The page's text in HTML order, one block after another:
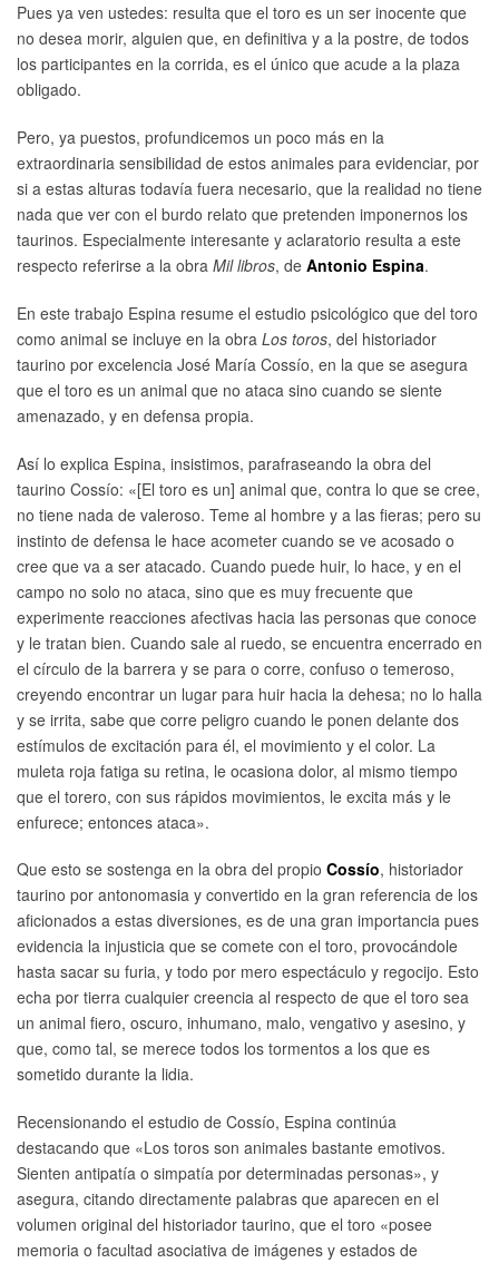
Pues ya ven ustedes: resulta que el toro es un ser inocente que
no desea morir, alguien que, en definitiva y a la postre, de todos
los participantes en la corrida, es el único que acude a la plaza
obligado.
Pero, ya puestos, profundicemos un poco más en la
extraordinaria sensibilidad de estos animales para evidenciar, por
si a estas alturas todavía fuera necesario, que la realidad no tiene
nada que ver con el burdo relato que pretenden imponernos los
taurinos. Especialmente interesante y aclaratorio resulta a este
respecto referirse a la obra Mil libros, de Antonio Espina.
En este trabajo Espina resume el estudio psicológico que del toro
como animal se incluye en la obra Los toros, del historiador
taurino por excelencia José María Cossío, en la que se asegura
que el toro es un animal que no ataca sino cuando se siente
amenazado, y en defensa propia.
Así lo explica Espina, insistimos, parafraseando la obra del
taurino Cossío: «[El toro es un] animal que, contra lo que se cree,
no tiene nada de valeroso. Teme al hombre y a las fieras; pero su
instinto de defensa le hace acometer cuando se ve acosado o
cree que va a ser atacado. Cuando puede huir, lo hace, y en el
campo no solo no ataca, sino que es muy frecuente que
experimente reacciones afectivas hacia las personas que conoce
y le tratan bien. Cuando sale al ruedo, se encuentra encerrado en
el círculo de la barrera y se para o corre, confuso o temeroso,
creyendo encontrar un lugar para huir hacia la dehesa; no lo halla
y se irrita, sabe que corre peligro cuando le ponen delante dos
estímulos de excitación para él, el movimiento y el color. La
muleta roja fatiga su retina, le ocasiona dolor, al mismo tiempo
que el torero, con sus rápidos movimientos, le excita más y le
enfurece; entonces ataca».
Que esto se sostenga en la obra del propio Cossío, historiador
taurino por antonomasia y convertido en la gran referencia de los
aficionados a estas diversiones, es de una gran importancia pues
evidencia la injusticia que se comete con el toro, provocándole
hasta sacar su furia, y todo por mero espectáculo y regocijo. Esto
echa por tierra cualquier creencia al respecto de que el toro sea
un animal fiero, oscuro, inhumano, malo, vengativo y asesino, y
que, como tal, se merece todos los tormentos a los que es
sometido durante la lidia.
Recensionando el estudio de Cossío, Espina continúa
destacando que «Los toros son animales bastante emotivos.
Sienten antipatía o simpatía por determinadas personas», y
asegura, citando directamente palabras que aparecen en el
volumen original del historiador taurino, que el toro «posee
memoria o facultad asociativa de imágenes y estados de